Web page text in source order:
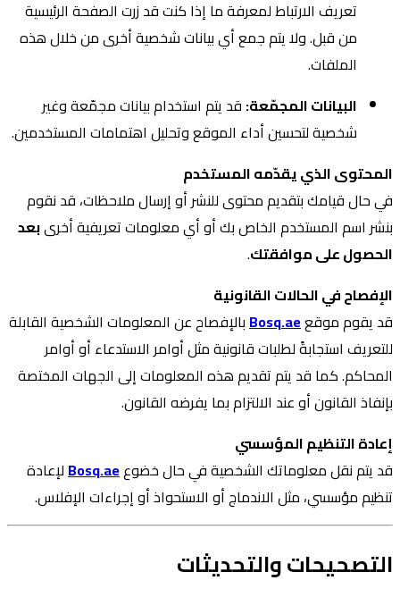
تعريف الارتباط لمعرفة ما إذا كنت قد زرت الصفحة الرئيسية
من قبل. ولا يتم جمع أي بيانات شخصية أخرى من خلال هذه
الملفات.
البيانات المجمّعة: قد يتم استخدام بيانات مجمّعة وغير
شخصية لتحسين أداء الموقع وتحليل اهتمامات المستخدمين.
المحتوى الذي يقدّمه المستخدم
في حال قيامك بتقديم محتوى للنشر أو إرسال ملاحظات، قد نقوم
بنشر اسم المستخدم الخاص بك أو أي معلومات تعريفية أخرىبعد
الحصول على موافقتك.
الإفصاح في الحالات القانونية
قد يقوم موقعBosq.aeبالإفصاح عن المعلومات الشخصية القابلة
للتعريف استجابةً لطلبات قانونية مثل أوامر الاستدعاء أو أوامر
المحاكم. كما قد يتم تقديم هذه المعلومات إلى الجهات المختصة
بإنفاذ القانون أو عند الالتزام بما يفرضه القانون.
إعادة التنظيم المؤسسي
قد يتم نقل معلوماتك الشخصية في حال خضوعBosq.aeلإعادة
تنظيم مؤسسي، مثل الاندماج أو الاستحواذ أو إجراءات الإفلاس.
التصحيحات والتحديثات